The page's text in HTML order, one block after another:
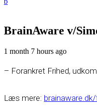
BrainAware v/
1 month 7 hours ago
– Forankret Frihed,
Læs mere: